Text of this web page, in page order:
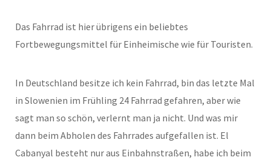
Das Fahrrad ist hier übrigens ein beliebtes
Fortbewegungsmittel für Einheimische wie für Touristen.
In Deutschland besitze ich kein Fahrrad, bin das letzte Mal
in Slowenien im Frühling 24 Fahrrad gefahren, aber wie
sagt man so schön, verlernt man ja nicht. Und was mir
dann beim Abholen des Fahrrades aufgefallen ist. El
Cabanyal besteht nur aus Einbahnstraßen, habe ich beim